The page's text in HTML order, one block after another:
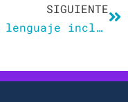
SIGUIENTE
El lenguaje inclusivo avanza en el Estado: ahora el PAMI se prepara para implementarlo